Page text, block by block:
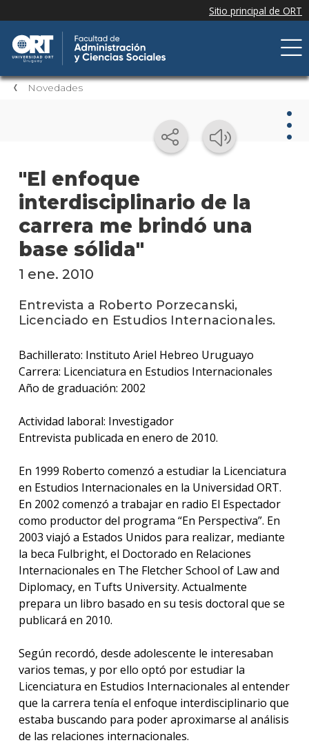
Novedades
"El enfoque
interdisciplinario de la
carrera me brindó una
base sólida"
de la
1 ene. 2010
Entrevista a Roberto Porzecanski,
Licenciado en Estudios Internacionales.
Bachillerato: Instituto Ariel Hebreo Uruguayo
Carrera: Licenciatura en Estudios Internacionales
Año de graduación: 2002
Actividad laboral: Investigador
Entrevista publicada en enero de 2010.
En 1999 Roberto comenzó a estudiar la Licenciatura
en Estudios Internacionales en la Universidad ORT.
En 2002 comenzó a trabajar en radio El Espectador
como productor del programa “En Perspectiva”. En
2003 viajó a Estados Unidos para realizar, mediante
la beca Fulbright, el Doctorado en Relaciones
Internacionales en The Fletcher School of Law and
Diplomacy, en Tufts University. Actualmente
prepara un libro basado en su tesis doctoral que se
publicará en 2010.
Según recordó, desde adolescente le interesaban
varios temas, y por ello optó por estudiar la
Licenciatura en Estudios Internacionales al entender
que la carrera tenía el enfoque interdisciplinario que
estaba buscando para poder aproximarse al análisis
de las relaciones internacionales.